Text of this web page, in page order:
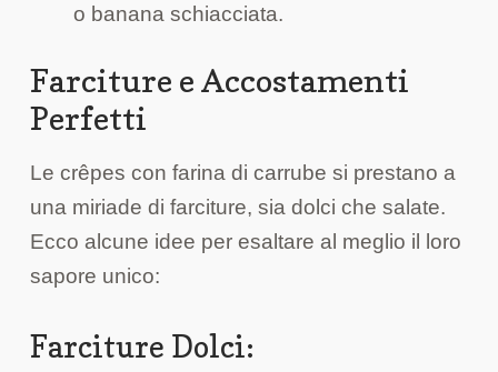
o banana schiacciata.
Farciture e Accostamenti
Perfetti
Le crêpes con farina di carrube si prestano a
una miriade di farciture, sia dolci che salate.
Ecco alcune idee per esaltare al meglio il loro
sapore unico:
Farciture Dolci: